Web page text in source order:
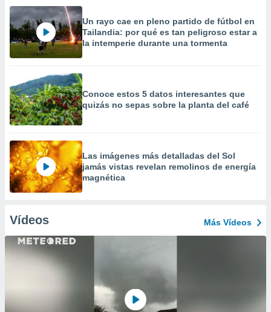
Un rayo cae en pleno partido de fútbol en
Tailandia: por qué es tan peligroso estar a
la intemperie durante una tormenta
Conoce estos 5 datos interesantes que
quizás no sepas sobre la planta del café
Las imágenes más detalladas del Sol
jamás vistas revelan remolinos de energía
magnética
Vídeos Más Vídeos